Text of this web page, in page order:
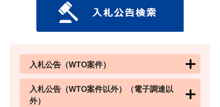
入札公告（WTO案件）
入札公告（WTO案件以外）（電子調達以
外）